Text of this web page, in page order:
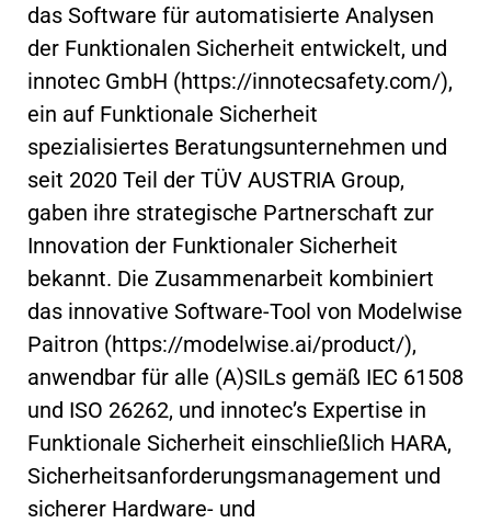
das Software für automatisierte Analysen
der Funktionalen Sicherheit entwickelt, und
innotec GmbH (https://innotecsafety.com/),
ein auf Funktionale Sicherheit
spezialisiertes Beratungsunternehmen und
seit 2020 Teil der TÜV AUSTRIA Group,
gaben ihre strategische Partnerschaft zur
Innovation der Funktionaler Sicherheit
bekannt. Die Zusammenarbeit kombiniert
das innovative Software-Tool von Modelwise
Paitron (https://modelwise.ai/product/),
anwendbar für alle (A)SILs gemäß IEC 61508
und ISO 26262, und innotec’s Expertise in
Funktionale Sicherheit einschließlich HARA,
Sicherheitsanforderungsmanagement und
sicherer Hardware- und